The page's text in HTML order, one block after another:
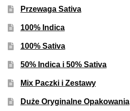
Harmonogram Outdoor
Odbiór Osobisty
Przewaga Sativa
100% Indica
100% Sativa
50% Indica i 50% Sativa
Mix Paczki i Zestawy
Duże Oryginalne Opakowania